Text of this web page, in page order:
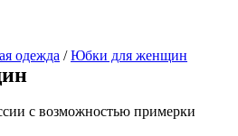
одежда /Юбки для женщин
с возможностью примерки